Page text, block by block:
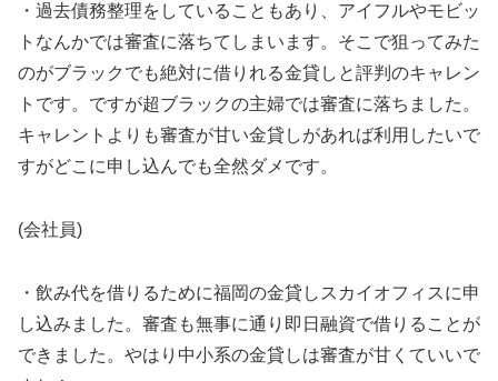
・過去債務整理をしていることもあり、アイフルやモビッ
トなんかでは審査に落ちてしまいます。そこで狙ってみた
のがブラックでも絶対に借りれる金貸しと評判のキャレン
トです。ですが超ブラックの主婦では審査に落ちました。
キャレントよりも審査が甘い金貸しがあれば利用したいで
すがどこに申し込んでも全然ダメです。
(会社員)
・飲み代を借りるために福岡の金貸しスカイオフィスに申
し込みました。審査も無事に通り即日融資で借りることが
できました。やはり中小系の金貸しは審査が甘くていいで